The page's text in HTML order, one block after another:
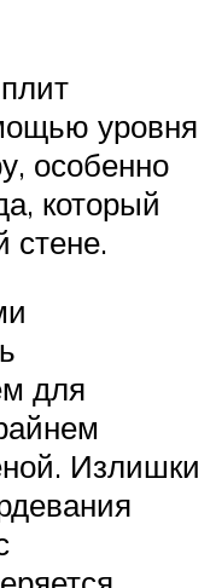
уровня
особенно
который
стене.
для
Излишки